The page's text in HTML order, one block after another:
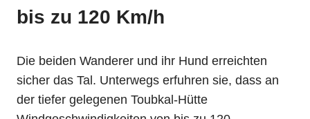
bis zu 120 Km/h
Die beiden Wanderer und ihr Hund erreichten
sicher das Tal. Unterwegs erfuhren sie, dass an
der tiefer gelegenen Toubkal-Hütte